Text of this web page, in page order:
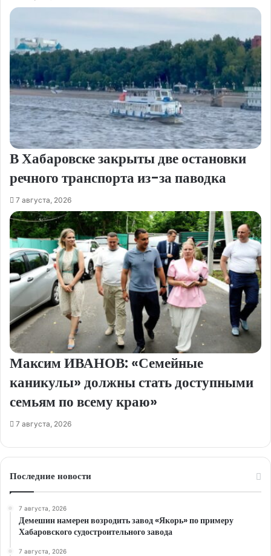
В Хабаровске закрыты две остановки
речного транспорта из-за паводка
7 августа, 2026
Максим ИВАНОВ: «Семейные
каникулы» должны стать доступными
семьям по всему краю»
7 августа, 2026
Последние новости
7 августа, 2026
Демешин намерен возродить завод «Якорь» по примеру
Хабаровского судостроительного завода
7 августа, 2026